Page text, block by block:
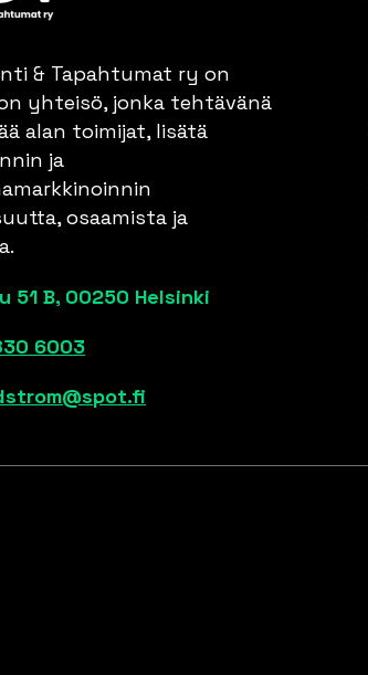
& Tapahtumat ry on
yhteisö, jonka tehtävänä
alan toimijat, lisätä
ja
osaamista ja
51 B, 00250 Helsinki
6003